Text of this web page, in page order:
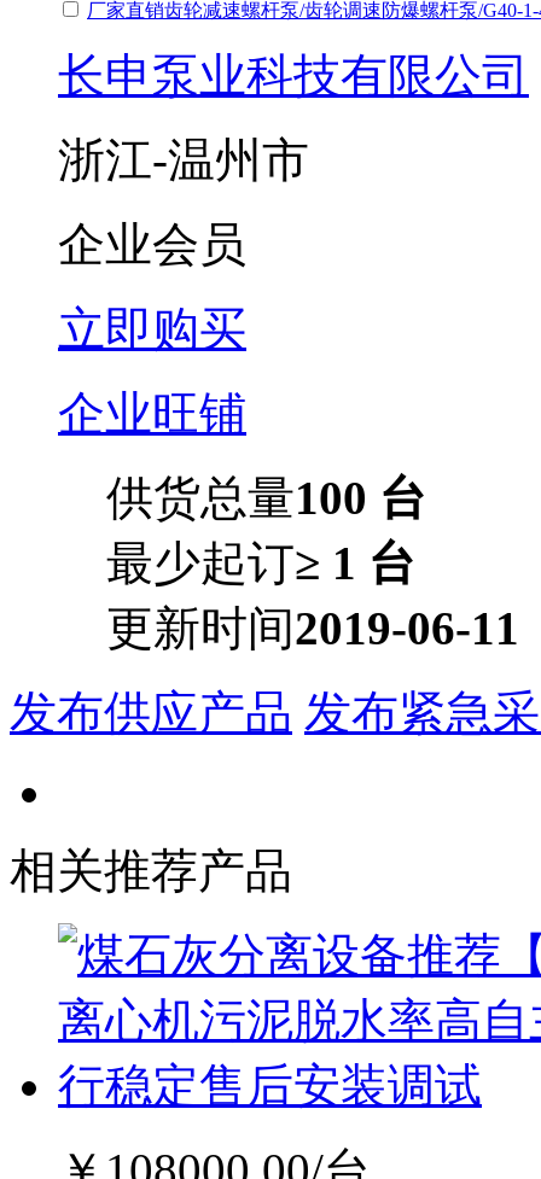
厂家直销齿轮减速螺杆泵/齿轮调速防爆螺杆泵/G40-
长申泵业科技有限公司
浙江-温州市
企业会员
立即购买
企业旺铺
供货总量100 台
最少起订≥ 1 台
更新时间2019-06-11
发布供应产品 发布紧急
相关推荐产品